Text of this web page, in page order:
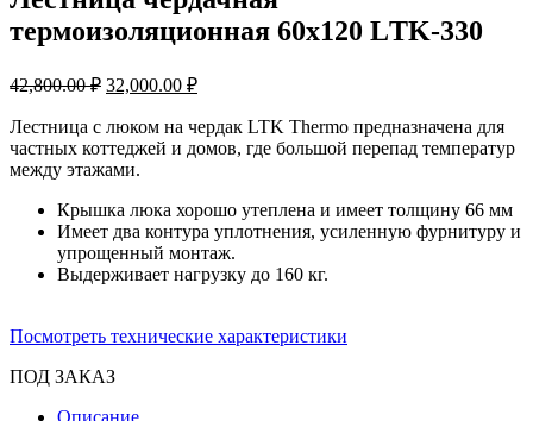
термоизоляционная 60х120 LТK-330
42,800.00₽ 32,000.00 ₽
Лестница с люком на чердак LTK Thermo предназначена для
частных коттеджей и домов, где большой перепад температур
между этажами.
Крышка люка хорошо утеплена и имеет толщину 66 мм
Имеет два контура уплотнения, усиленную фурнитуру и
упрощенный монтаж.
Выдерживает нагрузку до 160 кг.
Посмотреть технические характеристики
ПОД ЗАКАЗ
Описание